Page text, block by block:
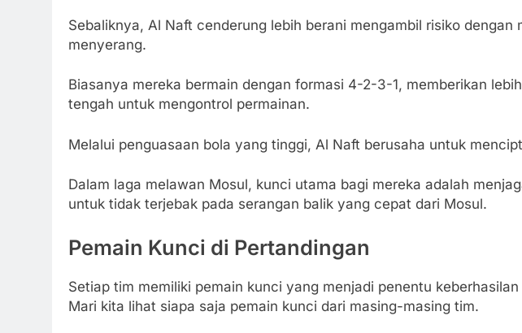
Sebaliknya, Al Naft cenderung lebih berani mengambil risiko dengan
menyerang.
Biasanya mereka bermain dengan formasi 4-2-3-1, memberikan
tengah untuk mengontrol permainan.
Melalui penguasaan bola yang tinggi, Al Naft berusaha untuk
Dalam laga melawan Mosul, kunci utama bagi mereka adalah
untuk tidak terjebak pada serangan balik yang cepat dari Mosul.
Pemain Kunci di Pertandingan
Setiap tim memiliki pemain kunci yang menjadi penentu
Mari kita lihat siapa saja pemain kunci dari masing-masing tim.